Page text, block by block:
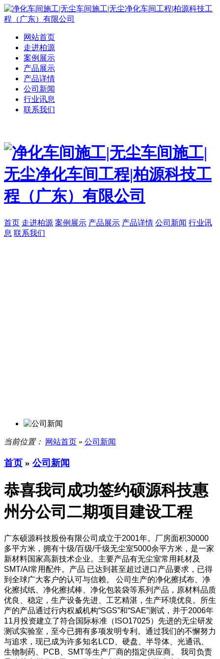
网站首页
走进柏源
案例展示
产品展示
产品详情
公司新闻
行业讯息
联系我们
首页 走进柏源 案例展示 产品展示 产品详情 公司新闻 行业讯
息 联系我们
当前位置： 网站首页 » 公司新闻
首页 » 公司新闻
恭喜我司成功签约硕源科技惠
州分公司二期项目建设工程
广东硕源科技股份有限公司成立于2001年。厂房面积30000
多平方米，拥有十级/百级/千级无尘室5000余平方米，是一家
新材料国家高新技术企业。主要产品有无尘室常用耗材及
SMT/AI常用配件。产品 已达到甚至超过进口产品要求，已得
到全球广大客户的认可与信赖。
公司生产的净化擦拭布、净
化擦拭纸、净化擦拭棒、净化包装袋等系列产品，原材料品质
优良、稳定，生产设备先进、工艺精湛，生产环境优良。所生
产的产品通过行内权威机构“SGS”和“SAE”测试，并于2006年
11月投资建立了符合国际标准（ISO17025）先进的无尘研发
测试实验室，至今已拥有多项发明专利。通过我们的不懈努力
与追求，现已成为许多知名LCD、硬盘、半导体、光通讯、
生物制药、PCB、SMT等生产厂商的指定供应商。
我司负责